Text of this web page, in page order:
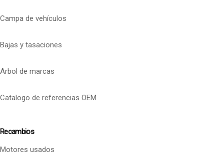
Campa de vehículos
Bajas y tasaciones
Arbol de marcas
Catalogo de referencias OEM
Recambios
Motores usados